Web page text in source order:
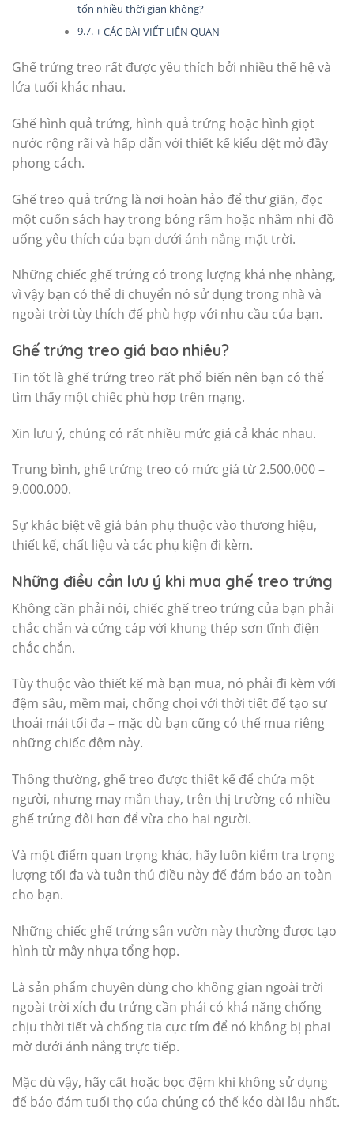
tốn nhiều thời gian không?
+ CÁC BÀI VIẾT LIÊN QUAN
Ghế trứng treo rất được yêu thích bởi nhiều thế hệ và
lứa tuổi khác nhau.
Ghế hình quả trứng, hình quả trứng hoặc hình giọt
nước rộng rãi và hấp dẫn với thiết kế kiểu dệt mở đầy
phong cách.
Ghế treo quả trứng là nơi hoàn hảo để thư giãn, đọc
một cuốn sách hay trong bóng râm hoặc nhâm nhi đồ
uống yêu thích của bạn dưới ánh nắng mặt trời.
Những chiếc ghế trứng có trong lượng khá nhẹ nhàng,
vì vậy bạn có thể di chuyển nó sử dụng trong nhà và
ngoài trời tùy thích để phù hợp với nhu cầu của bạn.
Ghế trứng treo giá bao nhiêu?
Tin tốt là ghế trứng treo rất phổ biến nên bạn có thể
tìm thấy một chiếc phù hợp trên mạng.
Xin lưu ý, chúng có rất nhiều mức giá cả khác nhau.
Trung bình, ghế trứng treo có mức giá từ 2.500.000 –
9.000.000.
Sự khác biệt về giá bán phụ thuộc vào thương hiệu,
thiết kế, chất liệu và các phụ kiện đi kèm.
Những điều cần lưu ý khi mua ghế treo trứng
Không cần phải nói, chiếc ghế treo trứng của bạn phải
chắc chắn và cứng cáp với khung thép sơn tĩnh điện
chắc chắn.
Tùy thuộc vào thiết kế mà bạn mua, nó phải đi kèm với
đệm sâu, mềm mại, chống chọi với thời tiết để tạo sự
thoải mái tối đa – mặc dù bạn cũng có thể mua riêng
những chiếc đệm này.
Thông thường, ghế treo được thiết kế để chứa một
người, nhưng may mắn thay, trên thị trường có nhiều
ghế trứng đôi hơn để vừa cho hai người.
Và một điểm quan trọng khác, hãy luôn kiểm tra trọng
lượng tối đa và tuân thủ điều này để đảm bảo an toàn
cho bạn.
Những chiếc ghế trứng sân vườn này thường được tạo
hình từ mây nhựa tổng hợp.
Là sản phẩm chuyên dùng cho không gian ngoài trời
ngoài trời xích đu trứng cần phải có khả năng chống
chịu thời tiết và chống tia cực tím để nó không bị phai
mờ dưới ánh nắng trực tiếp.
Mặc dù vậy, hãy cất hoặc bọc đệm khi không sử dụng
để bảo đảm tuổi thọ của chúng có thể kéo dài lâu nhất.